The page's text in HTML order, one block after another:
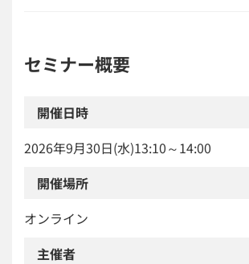
セミナー概要
開催日時
2026年9月30日(水)13:10～14:00
開催場所
オンライン
主催者